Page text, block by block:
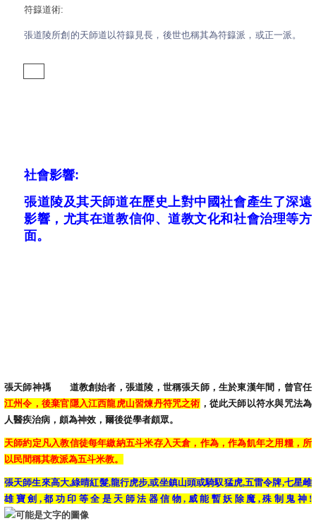
符籙道術:
張道陵所創的天師道以符籙見長，後世也稱其為符籙派，或正一派。
社會影響:
張道陵及其天師道在歷史上對中國社會產生了深遠
影響，尤其在道教信仰、道教文化和社會治理等方
面。
張天師神禡 道教創始者，張道陵，世稱張天師，生於東漢年間，曾官任
江州令，後棄官隱入江西龍虎山習煉丹符咒之術 ，從此天師以符水與咒法為
人醫疾治病，頗為神效，爾後從學者頗眾。
天師約定凡入教信徒每年繳納五斗米存入天倉，作為，作為飢年之用糧，所
以民間稱其教派為五斗米教。
張天師生來高大,綠晴紅髮,龍行虎步,或坐鎮山頭或騎馭猛虎,五雷令牌,七星雌
雄寶劍,都功印等全是天師法器信物,威能暫妖除魔,殊制鬼神!